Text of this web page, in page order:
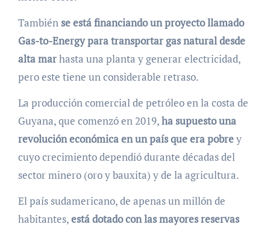
También se está financiando un proyecto llamado
Gas-to-Energy para transportar gas natural desde
alta marhasta una planta y generar electricidad,
pero este tiene un considerable retraso.
La producción comercial de petróleo en la costa de
Guyana, que comenzó en 2019,ha supuesto una
revolución económica en un país que era pobrey
cuyo crecimiento dependió durante décadas del
sector minero (oro y bauxita) y de la agricultura.
El país sudamericano, de apenas un millón de
habitantes,está dotado con las mayores reservas